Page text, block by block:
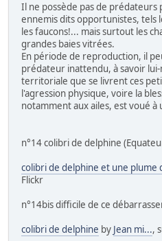
Il ne possède pas de
ennemis dits opportunistes, tels
les faucons!... mais surtout les
grandes baies vitrées.
En période de reproduction, il
prédateur inattendu, à savoir
territoriale que se livrent ces
l'agression physique, voire la
notamment aux ailes, est voué
n°14 colibri de delphine
colibri de delphine et une plume
Flickr
n°14bis difficile de ce
colibri de delphine by Jean mi...,